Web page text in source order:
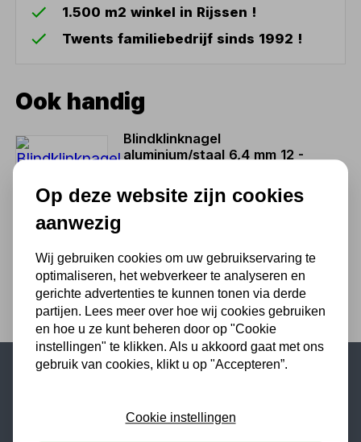
1.500 m2 winkel in Rijssen !
Twents familiebedrijf sinds 1992 !
Ook handig
Blindklinknagel
aluminium/staal 6,4 mm 12 -
56,14
Werkplaatsinrichting
Op deze website zijn cookies
aanwezig
Wij gebruiken cookies om uw gebruikservaring te
optimaliseren, het webverkeer te analyseren en
gerichte advertenties te kunnen tonen via derde
partijen. Lees meer over hoe wij cookies gebruiken
en hoe u ze kunt beheren door op "Cookie
instellingen" te klikken. Als u akkoord gaat met ons
gebruik van cookies, klikt u op "Accepteren”.
Cookie instellingen